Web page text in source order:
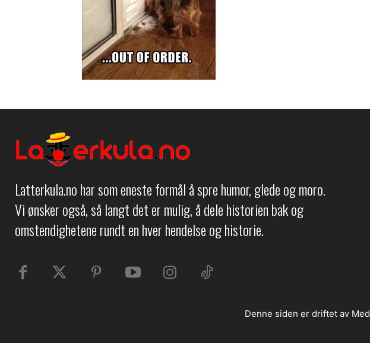
Latterkula.no har som eneste formål å spre humor, glede og moro.
Vi ønsker også, så langt det er mulig, å dele historien bak og
omstendighetene rundt en hver hendelse og historie.
Denne siden er driftet av